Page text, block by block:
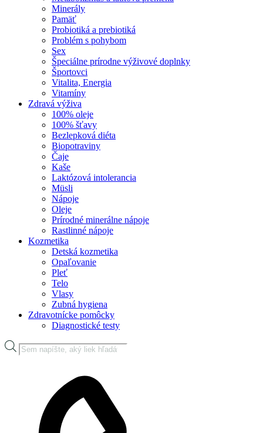
Minerály
Pamäť
Probiotiká a prebiotiká
Problém s pohybom
Sex
Špeciálne prírodne výživové doplnky
Športovci
Vitalita, Energia
Vitamíny
Zdravá výživa
100% oleje
100% šťavy
Bezlepková diéta
Biopotraviny
Čaje
Kaše
Laktózová intolerancia
Müsli
Nápoje
Oleje
Prírodné minerálne nápoje
Rastlinné nápoje
Kozmetika
Detská kozmetika
Opaľovanie
Pleť
Telo
Vlasy
Zubná hygiena
Zdravotnícke pomôcky
Diagnostické testy
Products
search